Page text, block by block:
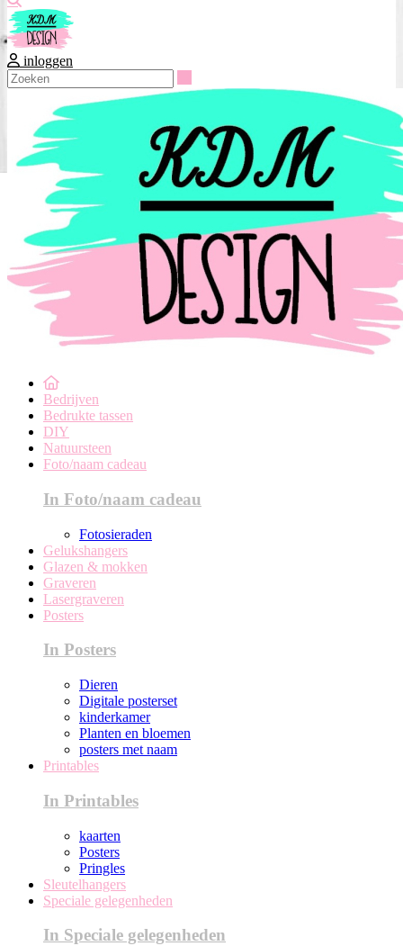
inloggen
Bedrijven
Bedrukte tassen
DIY
Natuursteen
Foto/naam cadeau
In Foto/naam cadeau
Fotosieraden
Gelukshangers
Glazen & mokken
Graveren
Lasergraveren
Posters
In Posters
Dieren
Digitale posterset
kinderkamer
Planten en bloemen
posters met naam
Printables
In Printables
kaarten
Posters
Pringles
Sleutelhangers
Speciale gelegenheden
In Speciale gelegenheden